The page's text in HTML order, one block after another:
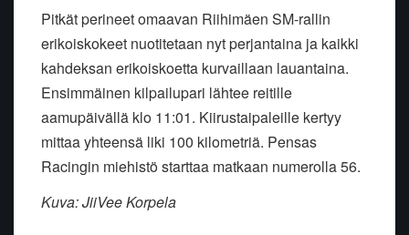
Pitkät perineet omaavan Riihimäen SM-rallin
erikoiskokeet nuotitetaan nyt perjantaina ja kaikki
kahdeksan erikoiskoetta kurvaillaan lauantaina.
Ensimmäinen kilpailupari lähtee reitille
aamupäivällä klo 11:01. Kiirustaipaleille kertyy
mittaa yhteensä liki 100 kilometriä. Pensas
Racingin miehistö starttaa matkaan numerolla 56.
Kuva: JiiVee Korpela